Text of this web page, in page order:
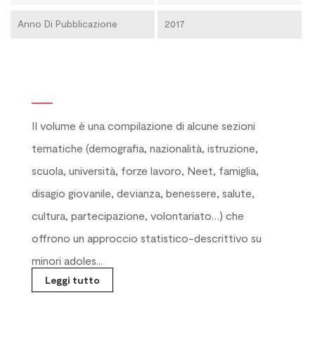
Anno Di Pubblicazione 2017
Il volume è una compilazione di alcune sezioni
tematiche (demografia, nazionalità, istruzione,
scuola, università, forze lavoro, Neet, famiglia,
disagio giovanile, devianza, benessere, salute,
cultura, partecipazione, volontariato…) che
offrono un approccio statistico-descrittivo su
minori adoles...
Leggi tutto